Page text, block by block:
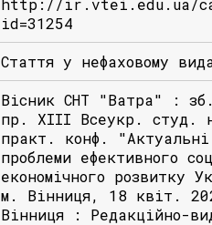
http://ir.vtei.edu.ua/
id=31254
Стаття у нефаховому
Вісник СНТ "Ватра" :
пр. ХІIІ Всеукр. студ.
практ. конф. "Актуальні
проблеми ефективного
економічного розвитку
м. Вінниця, 18 квіт.
Вінниця : Редакційно-